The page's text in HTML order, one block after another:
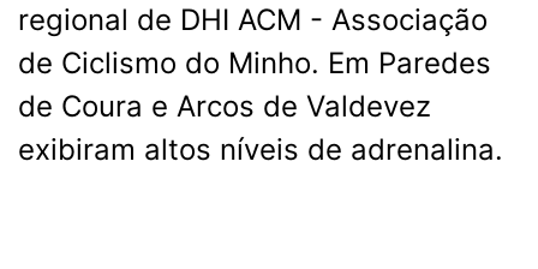
regional de DHI ACM - Associação
de Ciclismo do Minho. Em Paredes
de Coura e Arcos de Valdevez
exibiram altos níveis de adrenalina.